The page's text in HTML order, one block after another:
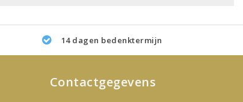
14 dagen bedenktermijn
Contactgegevens